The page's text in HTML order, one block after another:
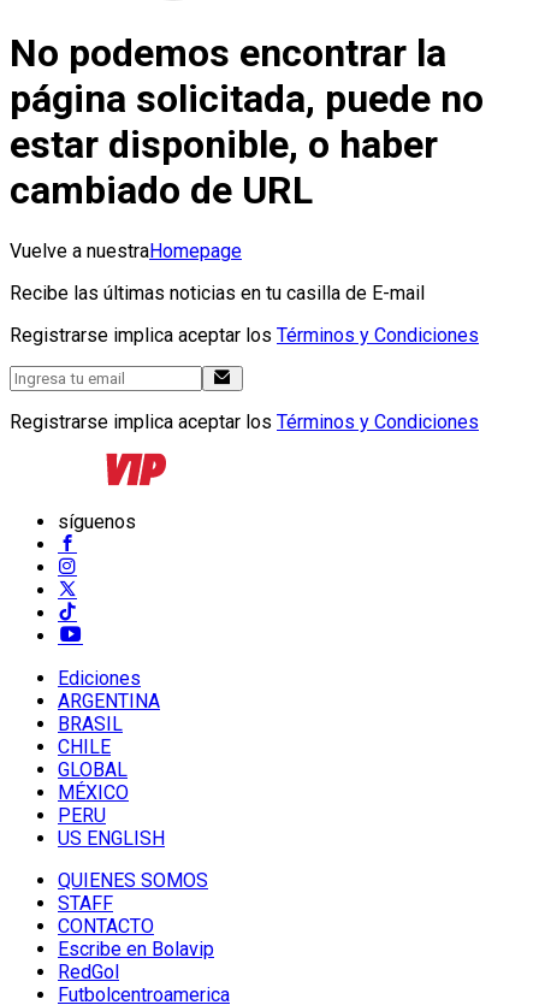
No podemos encontrar la
página solicitada, puede no
estar disponible, o haber
cambiado de URL
Vuelve a nuestraHomepage
Recibe las últimas noticias en tu casilla de E-mail
Registrarse implica aceptar los Términos y Condiciones
Registrarse implica aceptar los Términos y Condiciones
síguenos
Ediciones
ARGENTINA
BRASIL
CHILE
GLOBAL
MÉXICO
PERU
US ENGLISH
QUIENES SOMOS
STAFF
CONTACTO
Escribe en Bolavip
RedGol
Futbolcentroamerica